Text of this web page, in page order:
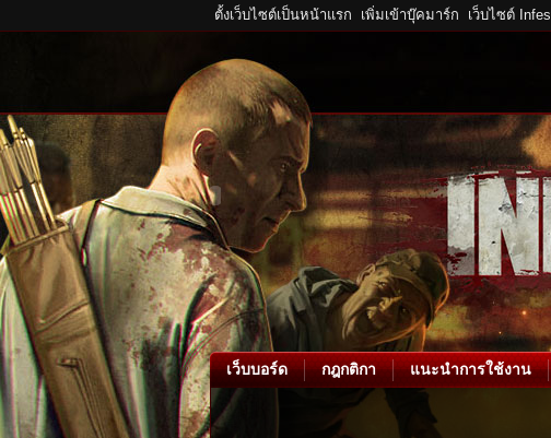
ตั้งเว็บไซต์เป็นหน้าแรก เพิ่มเข้าบุ๊คมาร์ก เว็บไซต์
เว็บบอร์ด กฎกติกา แนะนำการใช้งาน